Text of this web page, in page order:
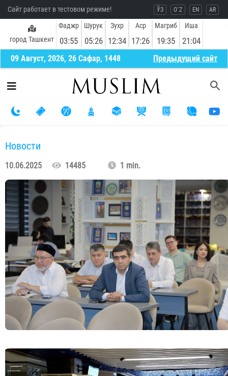
Сайт работает в тестовом режиме! ЎЗ O`Z EN AR
город Ташкент
Фаджр
03:55
Шурук
05:26
Зухр
12:34
Аср
17:26
Магриб
19:35
Иша
21:04
09 Август, 2026, 26 Сафар, 1448 Предыдущий сайт
Новости
10.06.2025 14485 1 min.